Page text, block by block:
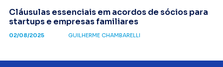
Cláusulas essenciais em acordos de sócios para
startups e empresas familiares
02/08/2025 GUILHERME CHAMBARELLI